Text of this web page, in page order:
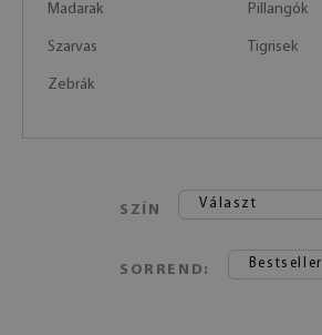
Madarak Pillangók
Szarvas Tigrisek
Zebrák
SZÍN Választ
SORREND: Bestseller